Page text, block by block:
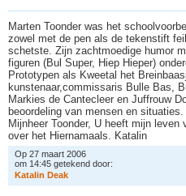
Marten Toonder was het
zowel met de pen als de tekenstift
schetste. Zijn zachtmoedige humor
figuren (Bul Super, Hiep Hieper)
Prototypen als Kweetal het
kunstenaar,commissaris Bulle Bas,
Markies de Cantecleer en Juffrouw
beoordeling van mensen en situaties.
Mijnheer Toonder, U heeft mijn
over het Hiernamaals. Katalin
Op 27 maart 2006
om 14:45 getekend door:
Katalin Deak